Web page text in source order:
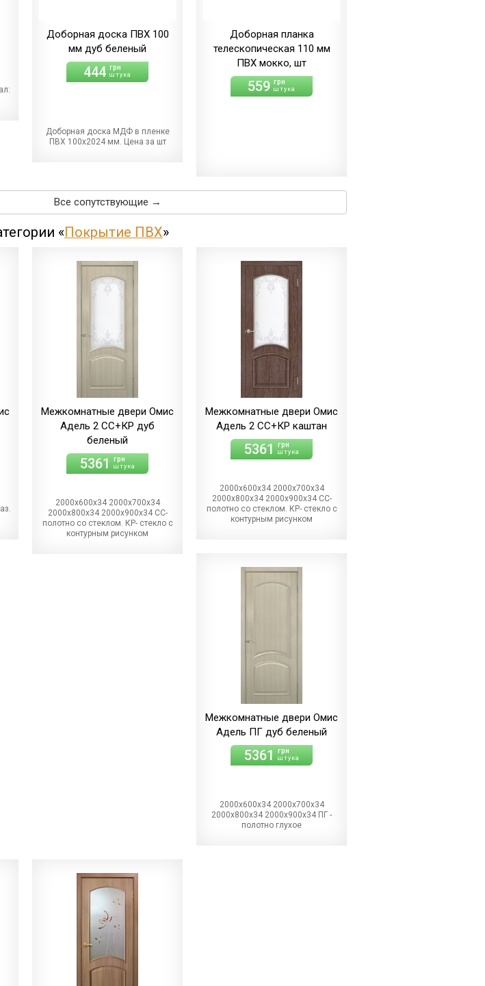
Доборная доска ПВХ 100
мм дуб беленый
444 грн
штука
Доборная доска МДФ в пленке
ПВХ 100х2024 мм. Цена за шт
Доборная планка
телескопическая 110 мм
ПВХ мокко, шт
559 грн
штука
Все сопутствующие →
«Покрытие ПВХ»
Межкомнатные двери Омис
Адель 2 СС+КР дуб
беленый
5361 грн
штука
2000х600х34 2000х700х34
2000х800х34 2000х900х34 СС-
полотно со стеклом. КР- стекло с
контурным рисунком
Межкомнатные двери Омис
Адель 2 СС+КР каштан
5361 грн
штука
2000х600х34 2000х700х34
2000х800х34 2000х900х34 СС-
полотно со стеклом. КР- стекло с
контурным рисунком
Межкомнатные двери Омис
Адель ПГ дуб беленый
5361 грн
штука
2000х600х34 2000х700х34
2000х800х34 2000х900х34 ПГ -
полотно глухое